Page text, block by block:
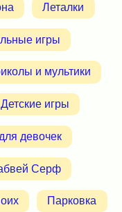
Леталки
игры
и мультики
Детские игры
девочек
Серф
Парковка